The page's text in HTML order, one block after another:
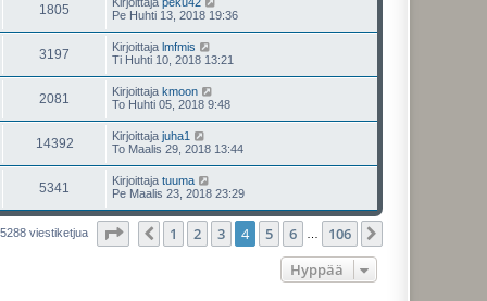
1805
Pe Huhti 13, 2018 19:36
3197 Kirjoittaja lmfmis
Ti Huhti 10, 2018 13:21
2081 Kirjoittaja kmoon
To Huhti 05, 2018 9:48
14392 Kirjoittaja juha1
To Maalis 29, 2018 13:44
5341 Kirjoittaja tuuma
Pe Maalis 23, 2018 23:29
5288 viestiketjua Sivu 106
Edellinen
1 2 3 4 5 6 106
Hyppää